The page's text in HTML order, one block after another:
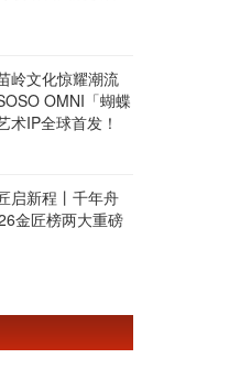
岭文化惊耀潮流
OMNI「蝴蝶
术IP全球首发！
启新程丨千年舟
金匠榜两大重磅